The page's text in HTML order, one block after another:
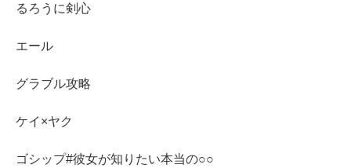
るろうに剣心
エール
グラブル攻略
ケイ×ヤク
ゴシップ#彼女が知りたい本当の○○